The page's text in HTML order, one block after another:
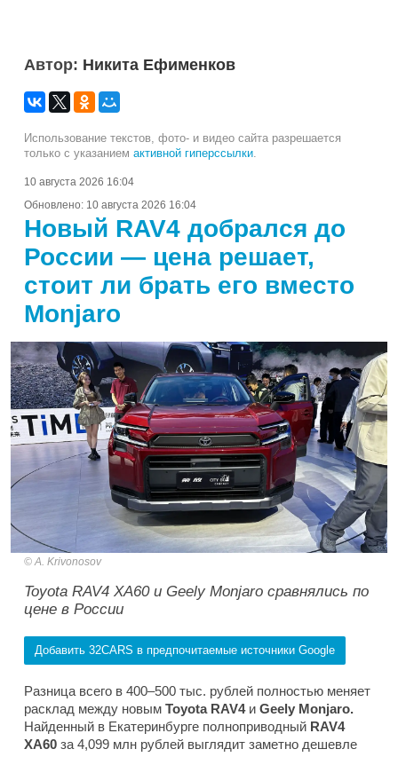
Автор: Никита Ефименков
Использование текстов, фото- и видео сайта разрешается
только с указанием активной гиперссылки
10 августа 2026 16:04
Обновлено: 10 августа 2026 16:04
Новый RAV4 добрался до
России — цена решает,
стоит ли брать его вместо
Monjaro
A. Krivonosov
Toyota RAV4 XA60 и Geely Monjaro сравнялись по
цене в России
Добавить 32CARS в предпочитаемые источники Google
Разница всего в 400–500 тыс. рублей полностью меняет
расклад между новым Toyota RAV4и Geely Monjaro.
Найденный в Екатеринбурге полноприводный RAV4
XA60 за 4,099 млн рублей выглядит заметно дешевле